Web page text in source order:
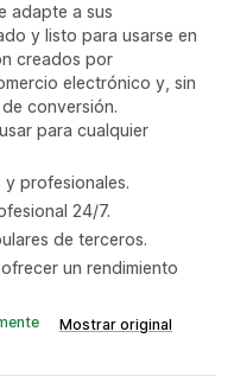
adapte a sus
y listo para usarse en
creados por
electrónico y, sin
conversión.
para cualquier
profesionales.
24/7.
de terceros.
un rendimiento
Mostrar original